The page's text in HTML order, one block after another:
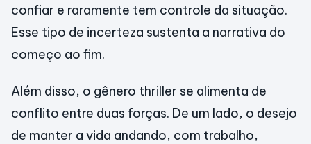
confiar e raramente tem controle da situação.
Esse tipo de incerteza sustenta a narrativa do
começo ao fim.
Além disso, o gênero thriller se alimenta de
conflito entre duas forças. De um lado, o desejo
de manter a vida andando, com trabalho,